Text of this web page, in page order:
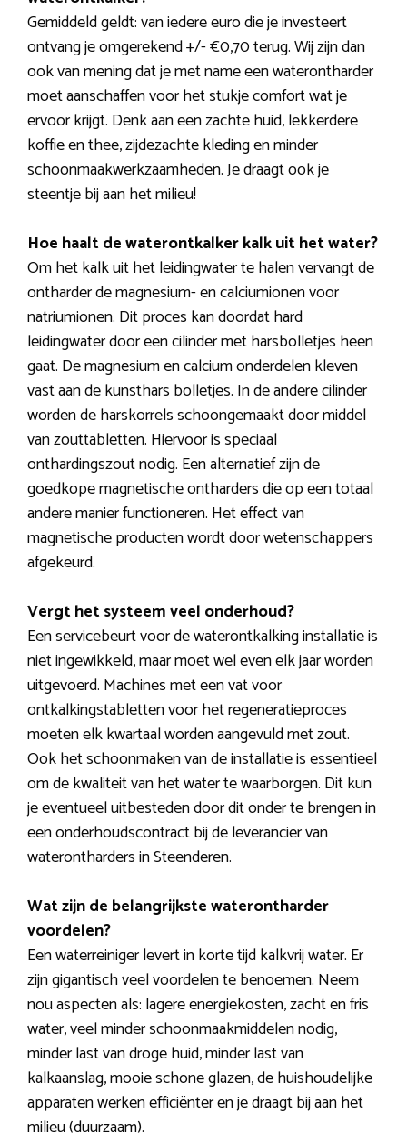
Gemiddeld geldt: van iedere euro die je investeert
ontvang je omgerekend +/- €0,70 terug. Wij zijn dan
ook van mening dat je met name een waterontharder
moet aanschaffen voor het stukje comfort wat je
ervoor krijgt. Denk aan een zachte huid, lekkerdere
koffie en thee, zijdezachte kleding en minder
schoonmaakwerkzaamheden. Je draagt ook je
steentje bij aan het milieu!
Hoe haalt de waterontkalker kalk uit het water?
Om het kalk uit het leidingwater te halen vervangt de
ontharder de magnesium- en calciumionen voor
natriumionen. Dit proces kan doordat hard
leidingwater door een cilinder met harsbolletjes heen
gaat. De magnesium en calcium onderdelen kleven
vast aan de kunsthars bolletjes. In de andere cilinder
worden de harskorrels schoongemaakt door middel
van zouttabletten. Hiervoor is speciaal
onthardingszout nodig. Een alternatief zijn de
goedkope magnetische ontharders die op een totaal
andere manier functioneren. Het effect van
magnetische producten wordt door wetenschappers
afgekeurd.
Vergt het systeem veel onderhoud?
Een servicebeurt voor de waterontkalking installatie is
niet ingewikkeld, maar moet wel even elk jaar worden
uitgevoerd. Machines met een vat voor
ontkalkingstabletten voor het regeneratieproces
moeten elk kwartaal worden aangevuld met zout.
Ook het schoonmaken van de installatie is essentieel
om de kwaliteit van het water te waarborgen. Dit kun
je eventueel uitbesteden door dit onder te brengen in
een onderhoudscontract bij de leverancier van
waterontharders in Steenderen.
Wat zijn de belangrijkste waterontharder
voordelen?
Een waterreiniger levert in korte tijd kalkvrij water. Er
zijn gigantisch veel voordelen te benoemen. Neem
nou aspecten als: lagere energiekosten, zacht en fris
water, veel minder schoonmaakmiddelen nodig,
minder last van droge huid, minder last van
kalkaanslag, mooie schone glazen, de huishoudelijke
apparaten werken efficiënter en je draagt bij aan het
milieu (duurzaam).